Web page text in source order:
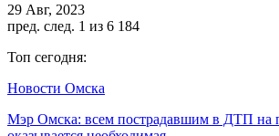
29 Авг, 2023
пред. след. 1 из 6 184
Топ сегодня:
Новости Омска
Мэр Омска: всем пострадавшим в ДТП на